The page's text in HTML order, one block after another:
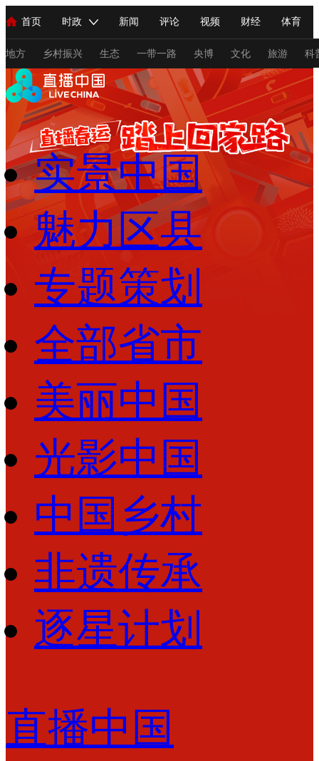
首页 时政 新闻 评论 视频 财经 体育
人民领袖习近平 联播+ 中国领导人 央视快评 习式妙语
直播 栏目大全 节目单 听音 微视频 主持人
海外频道 iPanda English Монгол
地方 乡村振兴 生态 一带一路 央博 文化 旅游 科
总台春晚 网络春晚 共产党员网 秧纪录 纪录片网
新闻 国内 国际 评论 经济
人民领袖习近平 联播+ 热解读 习式妙语
视频 小央视频 小央直播 直播中国 熊猫频道
现场 前线 比划 快看 蓝海中国
体育 直播 竞猜 2026年世界杯
VIP会员 CCTV奥林匹克频道 生活体育大会
财经 教育 乡村振兴 生态环境
大国智造 大国展会 大国保险
CCTV.节目官网 直播 节目单
实景中国
魅力区县
专题策划
全部省市
美丽中国
光影中国
中国乡村
非遗传承
逐星计划
直播中国